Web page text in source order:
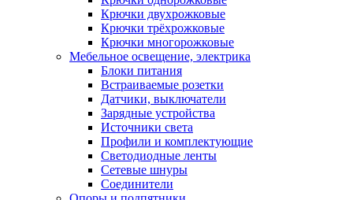
Крючки двухрожковые
Крючки трёхрожковые
Крючки многорожковые
Мебельное освещение, электрика
Блоки питания
Встраиваемые розетки
Датчики, выключатели
Зарядные устройства
Источники света
Профили и комплектующие
Светодиодные ленты
Сетевые шнуры
Соединители